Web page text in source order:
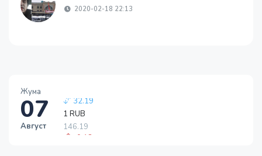
Жума
07
Август
1 RUB
146.19
-0.18
2020-02-18 22:13